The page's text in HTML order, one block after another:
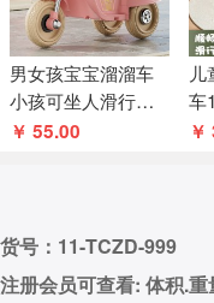
男女孩宝宝溜溜车
小孩可坐人滑行玩
具车儿童滑行三轮
￥ 55.00
车
车
货号：11-TCZD-999
注册会员可查看: 体积.